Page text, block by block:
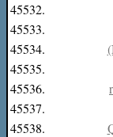
45532.
45533.
45534.
45535.
45536.
45537.
45538.